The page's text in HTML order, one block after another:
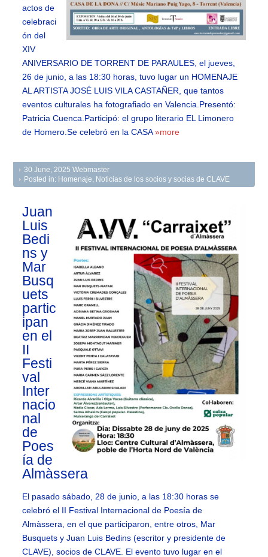
actos de
celebraci
ón del
XIV
ANIVERSARIO DE TORRENT DE PARAULES, el jueves,
26 de junio, a las 18:30 horas, tuvo lugar un HOMENAJE
AL ARTISTA JOSÉ LUIS VILA CASTAÑER, que tantos
eventos culturales ha fotografiado en Valencia.Presentó:
Patricia Cuenca.Participó: el grupo literario EL Limonero
de Homero.Se celebró en la CASA»more
30 June, 2025 Webmaster
Posted in: Homenaje Noticias de los socios y socias de CLAVE
Juan
Luis
Bedi
ns y
Mar
Busq
uets
partic
ipan
en el
II
Festi
val
Inter
nacio
nal
de
Poes
ía de
Almàssera
El pasado sábado, 28 de junio, a las 18:30 horas se
celebró el II Festival Internacional de Poesía de
Almàssera, en el que participaron, entre otros, Mar
Busquets y Juan Luis Bedins (escritor y presidente de
CLAVE), socios de CLAVE. El evento tuvo lugar en el